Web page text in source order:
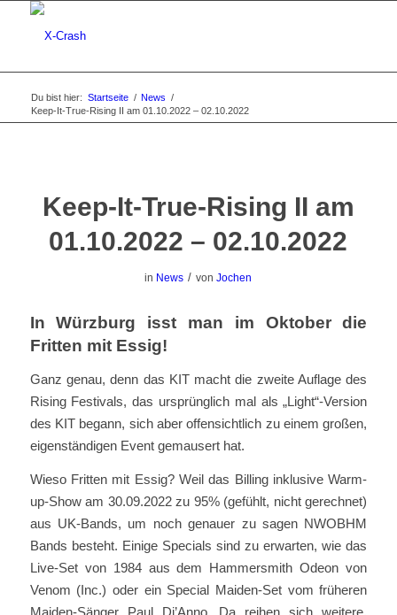
Du bist hier: Startseite / News /
Keep-It-True-Rising II am 01.10.2022 – 02.10.2022
Keep-It-True-Rising II am
01.10.2022 – 02.10.2022
in News / vonJochen
In Würzburg isst man im Oktober die
Fritten mit Essig!
Ganz genau, denn das KIT macht die zweite Auflage des
Rising Festivals, das ursprünglich mal als „Light“-Version
des KIT begann, sich aber offensichtlich zu einem großen,
eigenständigen Event gemausert hat.
Wieso Fritten mit Essig? Weil das Billing inklusive Warm-
up-Show am 30.09.2022 zu 95% (gefühlt, nicht gerechnet)
aus UK-Bands, um noch genauer zu sagen NWOBHM
Bands besteht. Einige Specials sind zu erwarten, wie das
Live-Set von 1984 aus dem Hammersmith Odeon von
Venom (Inc.) oder ein Special Maiden-Set vom früheren